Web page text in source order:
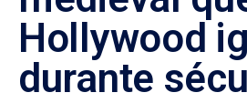
Hollywood
durante